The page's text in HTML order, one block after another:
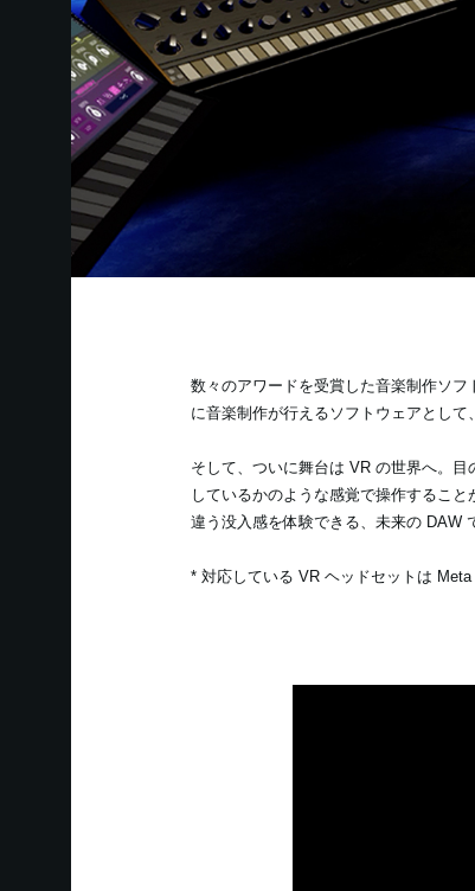
数々のアワードを受賞した音楽制作ソ
に音楽制作が行えるソフトウェアとし
そして、ついに舞台は VR の世界へ。
しているかのような感覚で操作するこ
違う没入感を体験できる、未来の DAW
* 対応している VR ヘッドセットは